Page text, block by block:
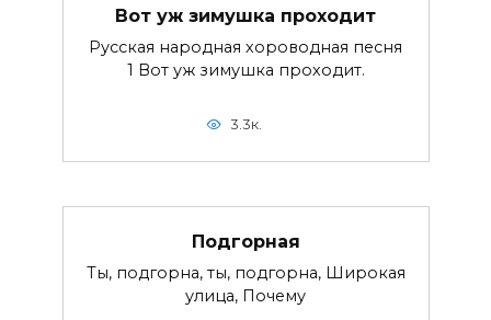
Вот уж зимушка проходит
Русская народная хороводная песня
1 Вот уж зимушка проходит.
3.3к.
Подгорная
Ты, подгорна, ты, подгорна, Широкая
улица, Почему